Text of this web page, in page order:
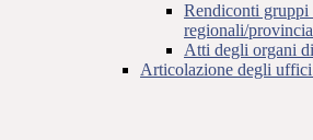
Rendiconti gruppi
regionali/
Atti degli organi
Articolazione degli uffici